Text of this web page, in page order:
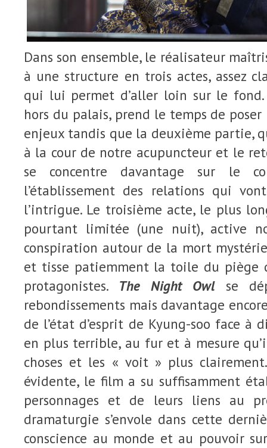
Dans son ensemble, le réalisateur
à une structure en trois actes, assez
qui lui permet d’aller loin sur le
hors du palais, prend le temps de
enjeux tandis que la deuxième partie,
à la cour de notre acupuncteur et le
se concentre davantage sur le
l’établissement des relations qui
l’intrigue. Le troisième acte, le plus
pourtant limitée (une nuit), active
conspiration autour de la mort
et tisse patiemment la toile du piège
protagonistes. The Night Owl
se
rebondissements mais davantage
de l’état d’esprit de Kyung-soo face à
en plus terrible, au fur et à mesure
choses et les « voit » plus
évidente, le film a su suffisamment
personnages et de leurs liens au
dramaturgie s’envole dans cette
conscience au monde et au pouvoir